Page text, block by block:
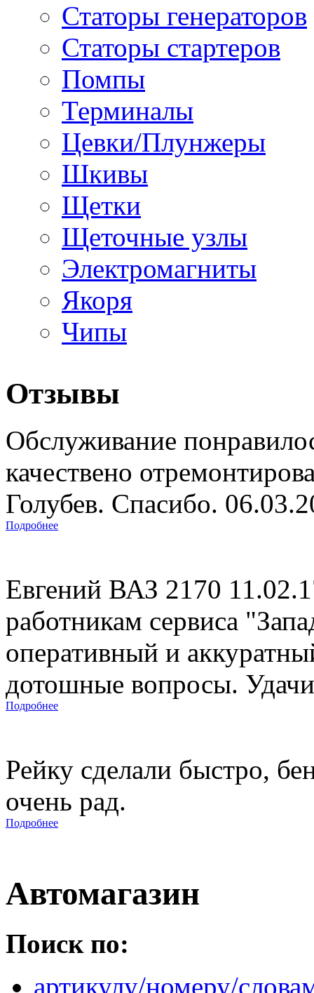
Статоры генераторов
Статоры стартеров
Помпы
Терминалы
Цевки/Плунжеры
Шкивы
Щетки
Щеточные узлы
Электромагниты
Якоря
Чипы
Отзывы
Обслуживание
качествено
Голубев. Спасибо.
Подробнее
Евгений ВАЗ 2170
работникам сервиса
оперативный и
дотошные вопросы. Удачи
Подробнее
Рейку сделали быстро,
очень рад.
Подробнее
Автомагазин
Поиск по:
артикулу/номеру/